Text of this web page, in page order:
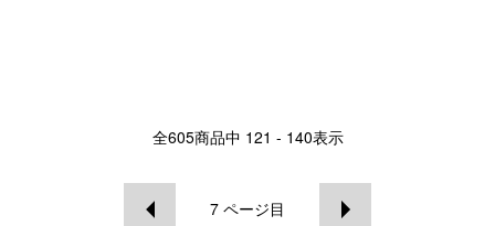
全605商品中 121 - 140表示
7 ページ目